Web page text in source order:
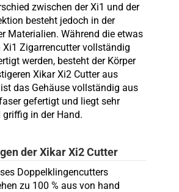
zwischen der Xi1 und der
besteht jedoch in der
Materialien. Während die etwas
Xi1 Zigarrencutter vollständig
werden, besteht der Körper
Xikar Xi2 Cutter aus
das Gehäuse vollständig aus
gefertigt und liegt sehr
in der Hand.
der Xikar Xi2 Cutter
Doppelklingencutters
zu 100 % aus von hand